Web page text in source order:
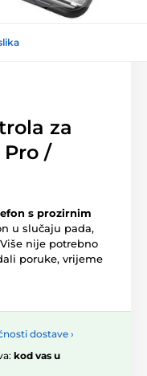
za
Pro /
s prozirnim
u slučaju pada,
nije potrebno
poruke, vrijeme
dostave ›
kod vas u